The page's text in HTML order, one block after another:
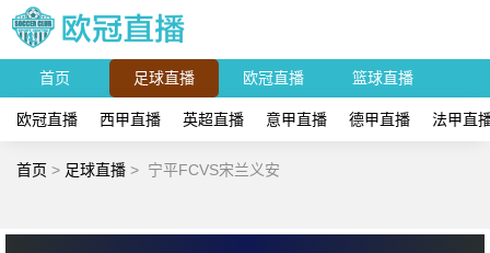
首页 足球直播 欧冠直播 篮球直播
欧冠直播 西甲直播 英超直播 意甲直播 德甲直播 法甲直
首页 > 足球直播 > 宁平FCVS宋兰义安